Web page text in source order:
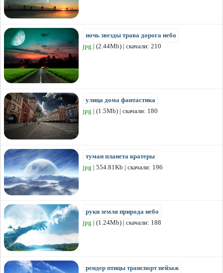
ночь звезды трава дорога небо
jpg | (2.44Mb) | скачали: 210
улица дома фантастика
jpg | (1.5Mb) | скачали: 180
туман планета кратеры
jpg | 554.81Kb | скачали: 196
руки земля природа небо
jpg | (1.24Mb) | скачали: 188
рендер птицы транспорт пейзаж